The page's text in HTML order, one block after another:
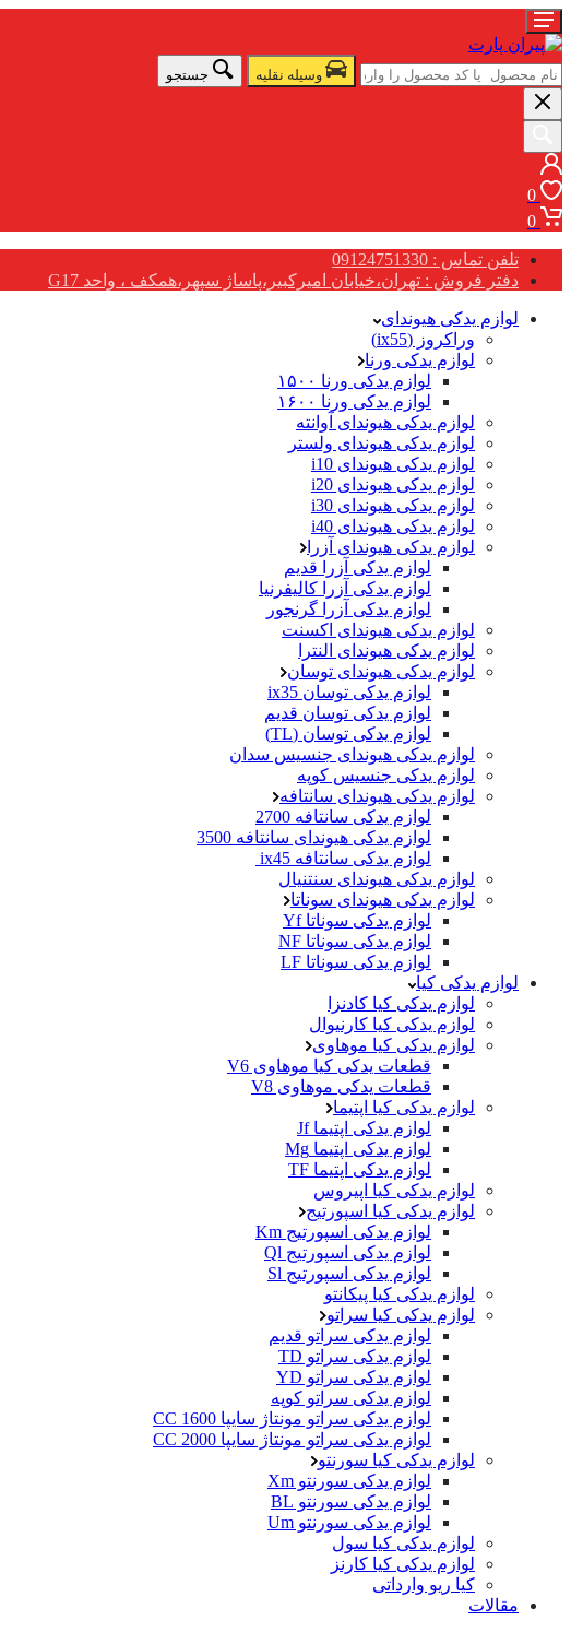
وسیله نقلیه جستجو
0
0
تلفن تماس : 09124751330
دفتر فروش : تهران،خیابان امیرکبیر،پاساژ سپهر،همکف ، واحد G17
لوازم یدکی هیوندای
وراکروز (ix55)
لوازم یدکی ورنا
لوازم یدکی ورنا ۱۵۰۰
لوازم یدکی ورنا ۱۶۰۰
لوازم یدکی هیوندای آوانته
لوازم یدکی هیوندای ولستر
لوازم یدکی هیوندای i10
لوازم یدکی هیوندای i20
لوازم یدکی هیوندای i30
لوازم یدکی هیوندای i40
لوازم یدکی هیوندای آزرا
لوازم یدکی آزرا قدیم
لوازم یدکی آزرا کالیفرنیا
لوازم یدکی آزرا گرنجور
لوازم یدکی هیوندای اکسنت
لوازم یدکی هیوندای النترا
لوازم یدکی هیوندای توسان
لوازم یدکی توسان ix35
لوازم یدکی توسان قدیم
لوازم یدکی توسان (TL)
لوازم یدکی هیوندای جنسیس سدان
لوازم یدکی جنسیس کوپه
لوازم یدکی هیوندای سانتافه
لوازم یدکی سانتافه 2700
لوازم یدکی هیوندای سانتافه 3500
لوازم یدکی سانتافه ix45
لوازم یدکی هیوندای سنتنیال
لوازم یدکی هیوندای سوناتا
لوازم یدکی سوناتا Yf
لوازم یدکی سوناتا NF
لوازم یدکی سوناتا LF
لوازم یدکی کیا
لوازم یدکی کیا کادنزا
لوازم یدکی کیا کارنیوال
لوازم یدکی کیا موهاوی
قطعات یدکی کیا موهاوی V6
قطعات یدکی موهاوی V8
لوازم یدکی کیا اپتیما
لوازم یدکی اپتیما Jf
لوازم یدکی اپتیما Mg
لوازم یدکی اپتیما TF
لوازم یدکی کیا اپیروس
لوازم یدکی کیا اسپورتیج
لوازم یدکی اسپورتیج Km
لوازم یدکی اسپورتیج Ql
لوازم یدکی اسپورتیج Sl
لوازم یدکی کیا پیکانتو
لوازم یدکی کیا سراتو
لوازم یدکی سراتو قدیم
لوازم یدکی سراتو TD
لوازم یدکی سراتو YD
لوازم یدکی سراتو کوپه
لوازم یدکی سراتو مونتاژ سایپا 1600 CC
لوازم یدکی سراتو مونتاژ سایپا 2000 CC
لوازم یدکی کیا سورنتو
لوازم یدکی سورنتو Xm
لوازم یدکی سورنتو BL
لوازم یدکی سورنتو Um
لوازم یدکی کیا سول
لوازم یدکی کیا کارنز
کیا ریو وارداتی
مقالات